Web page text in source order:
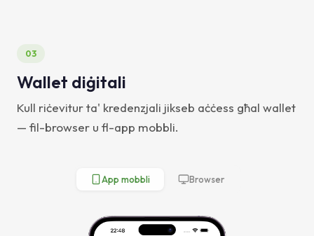
03
Wallet diġitali
Kull riċevitur ta' kredenzjali jikseb aċċess għal wallet
— fil-browser u fl-app mobbli.
App mobbli Browser